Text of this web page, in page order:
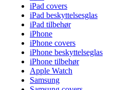
iPad covers
iPad beskyttelsesglas
iPad tilbehør
iPhone
iPhone covers
iPhone beskyttelseglas
iPhone tilbehør
Apple Watch
Samsung